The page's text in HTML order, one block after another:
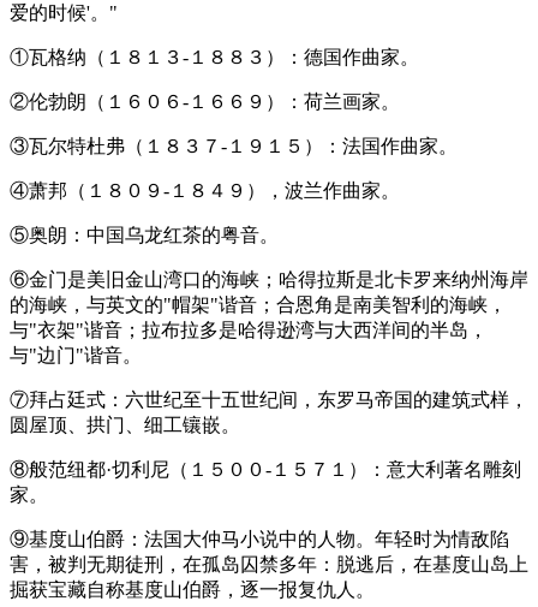
爱的时候'。"
①瓦格纳（１８１３-１８８３）：德国作曲家。
②伦勃朗（１６０６-１６６９）：荷兰画家。
③瓦尔特杜弗（１８３７-１９１５）：法国作曲家。
④萧邦（１８０９-１８４９），波兰作曲家。
⑤奥朗：中国乌龙红茶的粤音。
⑥金门是美旧金山湾口的海峡；哈得拉斯是北卡罗来纳州海岸
的海峡，与英文的"帽架"谐音；合恩角是南美智利的海峡，
与"衣架"谐音；拉布拉多是哈得逊湾与大西洋间的半岛，
与"边门"谐音。
⑦拜占廷式：六世纪至十五世纪间，东罗马帝国的建筑式样，
圆屋顶、拱门、细工镶嵌。
⑧般范纽都·切利尼（１５００-１５７１）：意大利著名雕刻
家。
⑨基度山伯爵：法国大仲马小说中的人物。年轻时为情敌陷
害，被判无期徒刑，在孤岛囚禁多年：脱逃后，在基度山岛上
掘获宝藏自称基度山伯爵，逐一报复仇人。